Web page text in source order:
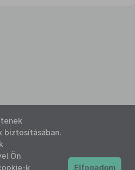
biztosításában.
Ön
k
Elfogadom